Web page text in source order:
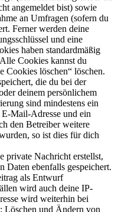
angemeldet bist) sowie
an Umfragen (sofern du
Ferner werden deine
und eine
haben standardmäßig
Cookies kannst du
Cookies löschen“ löschen.
die du bei der
deinem persönlichem
sind mindestens ein
Mail-Adresse und ein
den Betreiber weitere
so ist dies für dich
private Nachricht erstellst,
Daten ebenfalls gespeichert.
als Entwurf
wird auch deine IP-
wird weiterhin bei
Löschen und Ändern von